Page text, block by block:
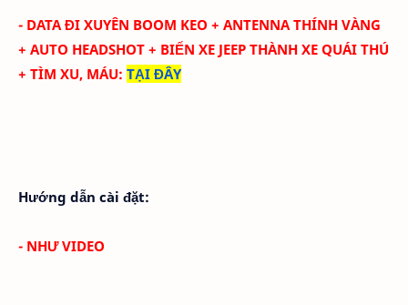
- DATA ĐI XUYÊN BOOM KEO + ANTENNA THÍNH VÀNG
+ AUTO HEADSHOT + BIẾN XE JEEP THÀNH XE QUÁI THÚ
+ TÌM XU, MÁU: TẠI ĐÂY
Hướng dẫn cài đặt:
- NHƯ VIDEO